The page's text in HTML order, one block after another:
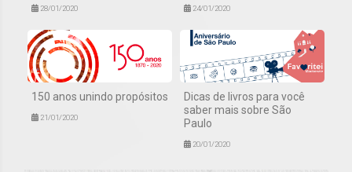
28/01/2020 24/01/2020
150 anos unindo propósitos
21/01/2020
Dicas de livros para você
saber mais sobre São
Paulo
20/01/2020